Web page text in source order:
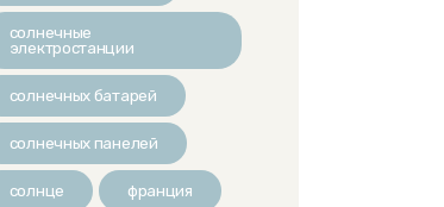
солнечные
электростанции
солнечных батарей
солнечных панелей
солнце франция